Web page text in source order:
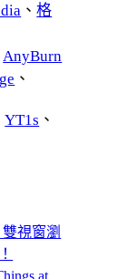
、格
AnyBurn
、
YT1s 、
視窗瀏
at